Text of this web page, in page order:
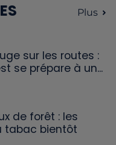
Plus
sur les routes :
se prépare à un...
de forêt : les
tabac bientôt